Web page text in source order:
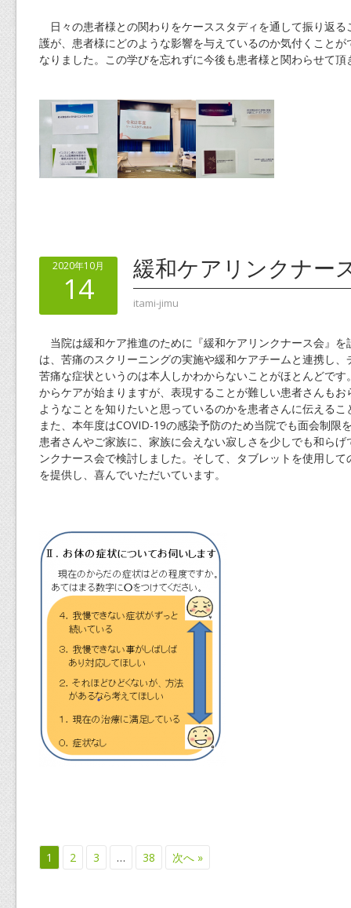
日々の患者様との関わりをケーススタディを通して振り返る
護が、患者様にどのような影響を与えているのか気付くこと
なりました。この学びを忘れずに今後も患者様と関わらせて
2020年10月
14
緩和ケアリンクナー
itami-jimu
当院は緩和ケア推進のために『緩和ケアリンクナース会』を
は、苦痛のスクリーニングの実施や緩和ケアチームと連携し
苦痛な症状というのは本人しかわからないことがほとんどで
からケアが始まりますが、表現することが難しい患者さんも
ようなことを知りたいと思っているのかを患者さんに伝える
また、本年度はCOVID-19の感染予防のため当院でも面会制限
患者さんやご家族に、家族に会えない寂しさを少しでも和ら
ンクナース会で検討しました。そして、タブレットを使用し
を提供し、喜んでいただいています。
1 2 3 … 38 次へ »